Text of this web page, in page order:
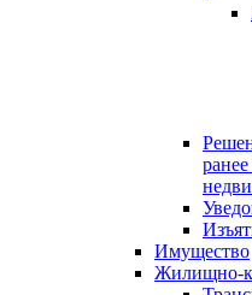
Имущество
Жилищно-